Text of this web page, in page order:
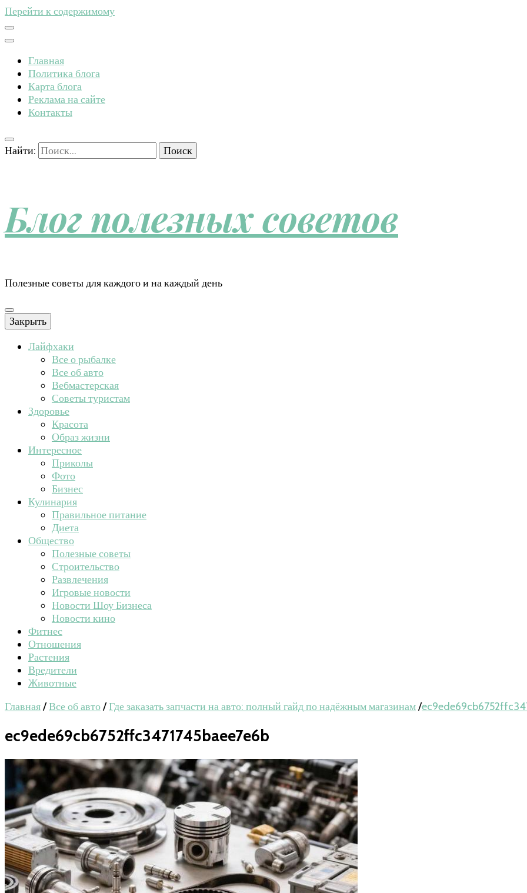
Перейти к содержимому
Главная
Политика блога
Карта блога
Реклама на сайте
Контакты
Найти:
Блог полезных советов
Полезные советы для каждого и на каждый день
Закрыть
Лайфхаки
Все о рыбалке
Все об авто
Вебмастерская
Советы туристам
Здоровье
Красота
Образ жизни
Интересное
Приколы
Фото
Бизнес
Кулинария
Правильное питание
Диета
Общество
Полезные советы
Строительство
Развлечения
Игровые новости
Новости Шоу Бизнеса
Новости кино
Фитнес
Отношения
Растения
Вредители
Животные
Главная/Все об авто/Где заказать запчасти на авто: полный гайд по надёжным магазинам/
ec9ede69cb6752ffc3471745baee7e6b